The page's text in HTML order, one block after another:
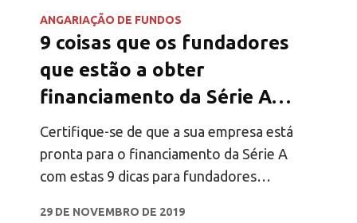
ANGARIAÇÃO DE FUNDOS
9 coisas que os fundadores
que estão a obter
financiamento da Série A
devem saber
Certifique-se de que a sua empresa está
pronta para o financiamento da Série A
com estas 9 dicas para fundadores
29 DE NOVEMBRO DE 2019